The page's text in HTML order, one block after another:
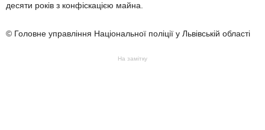
десяти років з конфіскацією майна.
© Головне управління Національної поліції у Львівській області
На замітку